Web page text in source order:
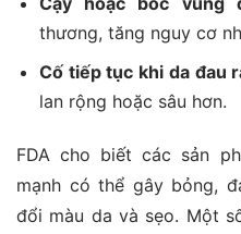
thương, tăng nguy cơ
Cố tiếp tục khi da đau
lan rộng hoặc sâu hơn.
FDA cho biết các sản
mạnh có thể gây bỏng,
đổi màu da và sẹo. Một